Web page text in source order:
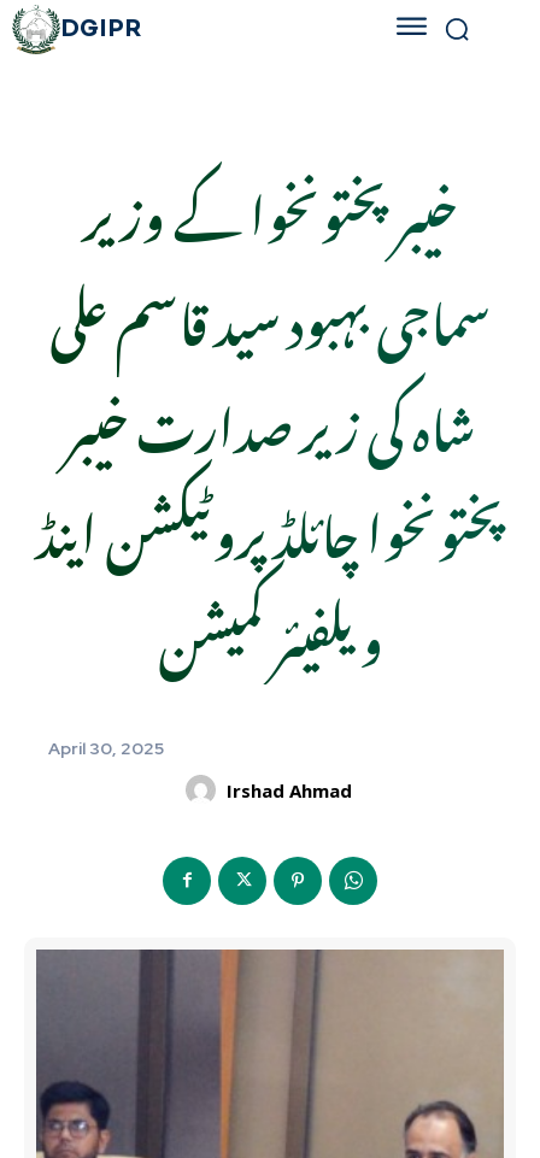
DGIPR
خیبر پختونخوا کے وزیر
سماجی بہبود سید قاسم علی
شاہ کی زیر صدارت خیبر
پختونخوا چائلڈ پروٹیکشن اینڈ
ویلفیئر کمیشن
April 30, 2025
Irshad Ahmad